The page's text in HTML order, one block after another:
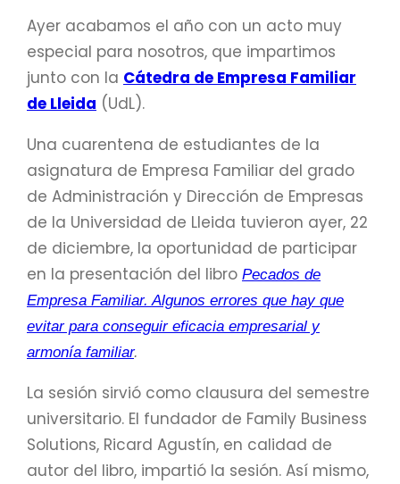
Ayer acabamos el año con un acto muy
especial para nosotros, que impartimos
junto con la Cátedra de Empresa Familiar
de Lleida (UdL).
Una cuarentena de estudiantes de la
asignatura de Empresa Familiar del grado
de Administración y Dirección de Empresas
de la Universidad de Lleida tuvieron ayer, 22
de diciembre, la oportunidad de participar
en la presentación del libro Pecados de
Empresa Familiar. Algunos errores que hay que
evitar para conseguir eficacia empresarial y
armonía familiar.
La sesión sirvió como clausura del semestre
universitario. El fundador de Family Business
Solutions, Ricard Agustín, en calidad de
autor del libro, impartió la sesión. Así mismo,